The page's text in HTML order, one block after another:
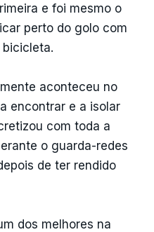
e foi mesmo o
perto do golo com
aconteceu no
encontrar e a isolar
com toda a
o guarda-redes
de ter rendido
dos melhores na